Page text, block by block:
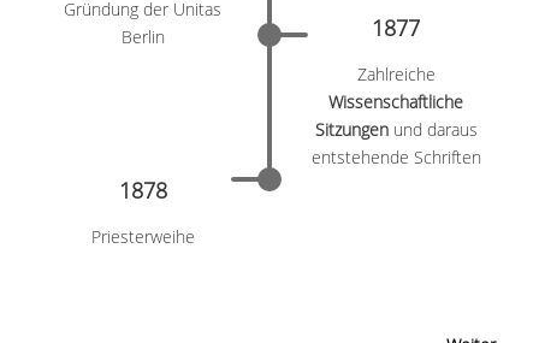
Gründung der Unitas
Berlin
1877
Zahlreiche
Wissenschaftliche
Sitzungenund daraus
entstehende Schriften
1878
Priesterweihe